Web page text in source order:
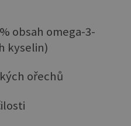
obsah omega-3-
kyselin)
ořechů